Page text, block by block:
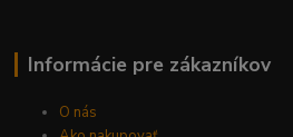
Informácie pre zákazníkov
O nás